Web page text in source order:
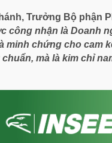
Trưởng Bộ phận
công nhận là Doanh
minh chứng cho cam
mà là kim chỉ